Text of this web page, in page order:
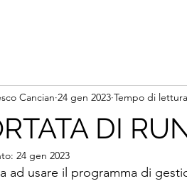
DI
Cancian 24 gen 2023 Tempo di
24 gen 2023
ad usare il programma di